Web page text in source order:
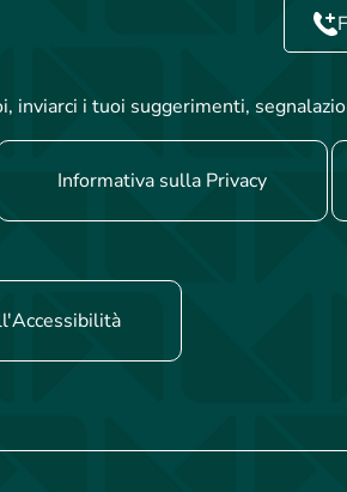
inviarci i tuoi suggerimenti,
Informativa sulla Privacy